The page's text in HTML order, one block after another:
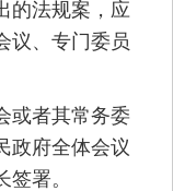
的法规案，应
议、专门委员
者其常务委
政府全体会议
署。